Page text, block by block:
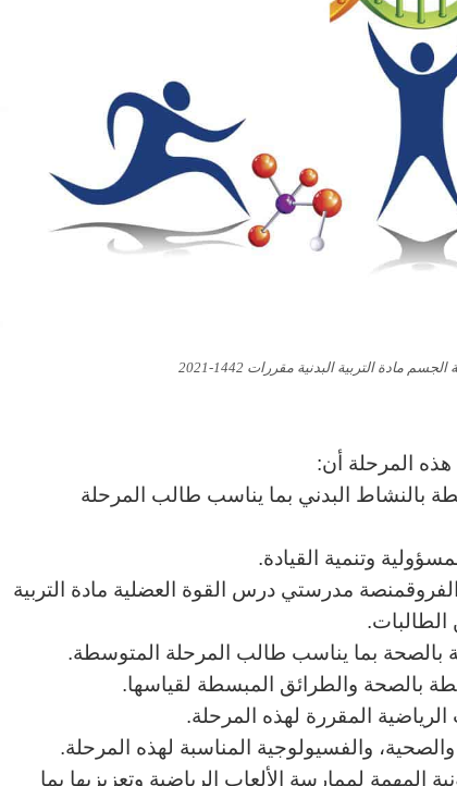
التربية البدنية مقررات 1442-2021
هذه المرحلة أن:
بالنشاط البدني بما يناسب طالب المرحلة
وتنمية القيادة.
مدرستي درس القوة العضلية مادة التربية
بالصحة بما يناسب طالب المرحلة المتوسطة.
بالصحة والطرائق المبسطة لقياسها.
المقررة لهذه المرحلة.
والفسيولوجية المناسبة لهذه المرحلة.
المهمة لممارسة الألعاب الرياضية وتعزيزيها بما